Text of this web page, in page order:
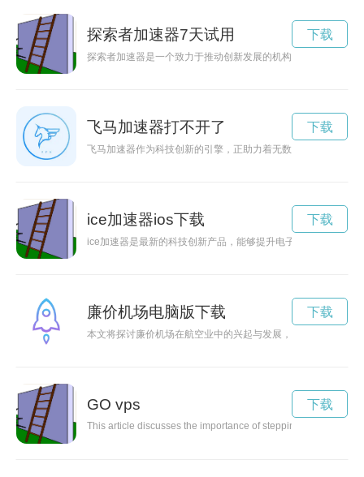
探索者加速器7天试用
探索者加速器是一个致力于推动创新发展的机构，为具有创新
下载
飞马加速器打不开了
飞马加速器作为科技创新的引擎，正助力着无数初创企业实现
下载
ice加速器ios下载
ice加速器是最新的科技创新产品，能够提升电子设备的性能及
下载
廉价机场电脑版下载
本文将探讨廉价机场在航空业中的兴起与发展，探讨廉价机场
下载
GO vps
This article discusses the importance of stepping out of your
下载